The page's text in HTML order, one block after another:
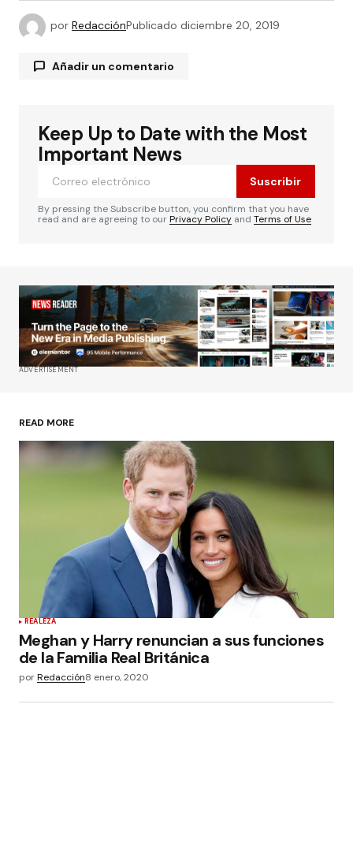
por RedacciónPublicado diciembre 20, 2019
Añadir un comentario
Tu dirección de correo electrónico no será
publicada.Los campos obligatorios están
marcados con*
Comentario*
Su nombre*
Tu correo electrónico*
haga un comentario.
Enviar comentario
Keep Up to Date with the Most
Important News
Suscribir
By pressing the Subscribe button, you confirm that you have
read and are agreeing to ourPrivacy Policy and Terms of Use
ADVERTISEMENT
READ MORE
REALEZA
Meghan y Harry renuncian a sus funciones
de la Familia Real Británica
porRedacción8 enero, 2020